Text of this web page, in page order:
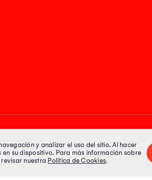
de pagoy analizar el uso del sitio. Al hacer
en su dispositivo. Para más información sobre
nuestra Política de Cookies.